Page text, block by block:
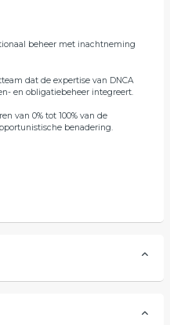
beheer met inachtneming
dat de expertise van DNCA
en obligatiebeheer integreert.
van 0% tot 100% van de
benadering.